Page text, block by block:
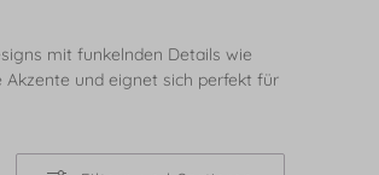
mit funkelnden Details wie
und eignet sich perfekt für